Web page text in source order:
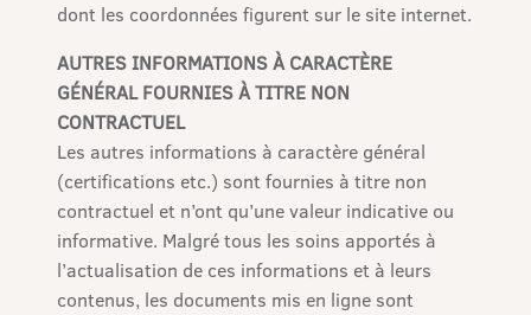
dont les coordonnées figurent sur le site internet.
AUTRES INFORMATIONS À CARACTÈRE
GÉNÉRAL FOURNIES À TITRE NON
CONTRACTUEL
Les autres informations à caractère général
(certifications etc.) sont fournies à titre non
contractuel et n’ont qu’une valeur indicative ou
informative. Malgré tous les soins apportés à
l’actualisation de ces informations et à leurs
contenus, les documents mis en ligne sont